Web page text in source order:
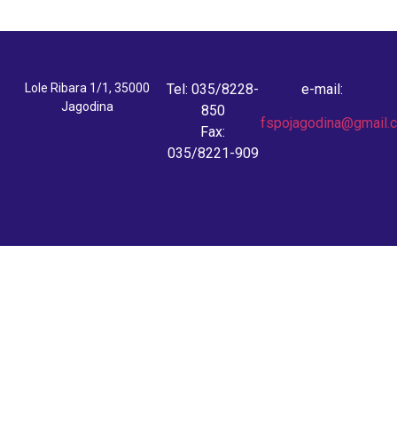
Lole Ribara 1/1, 35000
Jagodina
Tel: 035/8228-
850
Fax:
035/8221-909
e-mail: